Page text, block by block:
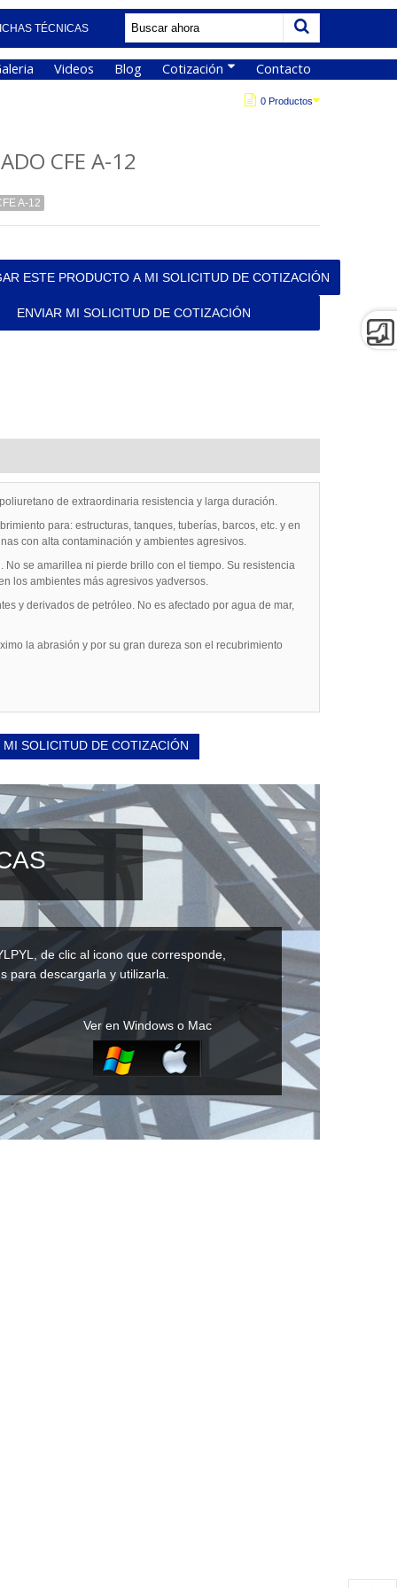
TÉCNICAS
Videos Blog Cotización Contacto
0 Productos
CFE A-12
A-12
ESTE PRODUCTO A MI SOLICITUD DE COTIZACIÓN
ENVIAR MI SOLICITUD DE COTIZACIÓN
de extraordinaria resistencia y larga duración.
para: estructuras, tanques, tuberías, barcos, etc. y en
con alta contaminación y ambientes agresivos.
se amarillea ni pierde brillo con el tiempo. Su resistencia
los ambientes más agresivos yadversos.
y derivados de petróleo. No es afectado por agua de mar,
la abrasión y por su gran dureza son el recubrimiento
MI SOLICITUD DE COTIZACIÓN
de clic al icono que corresponde,
para descargarla y utilizarla.
Ver en Windows o Mac